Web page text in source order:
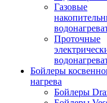
Газовые
Проточные
Бойлеры
нагрева
Бойлеры